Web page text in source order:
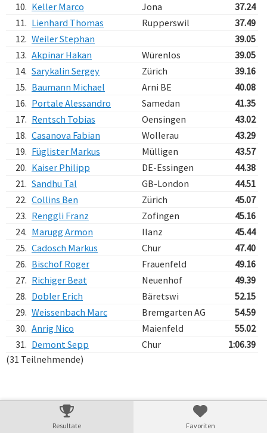
10. Keller Marco Jona
37.24
11. Lienhard Thomas Rupperswil
37.49
12. Weiler Stephan
39.05
13. Akpinar Hakan Würenlos
39.05
14. Sarykalin Sergey Zürich
39.16
15. Baumann Michael Arni BE
40.08
16. Portale Alessandro Samedan
41.35
17. Rentsch Tobias Oensingen
43.02
18. Casanova Fabian Wollerau
43.29
19. Füglister Markus Mülligen
43.57
20. Kaiser Philipp DE-Essingen
44.38
21. Sandhu Tal GB-London
44.51
22. Collins Ben Zürich
45.07
23. Renggli Franz Zofingen
45.16
24. Marugg Armon Ilanz
45.44
25. Cadosch Markus Chur
47.40
26. Bischof Roger Frauenfeld
49.16
27. Richiger Beat Neuenhof
49.39
28. Dobler Erich Bäretswi
52.15
29. Weissenbach Marc Bremgarten AG
54.59
30. Anrig Nico Maienfeld
55.02
31. Demont Sepp Chur
1:06.39
(31 Teilnehmende)
Resultate Favoriten